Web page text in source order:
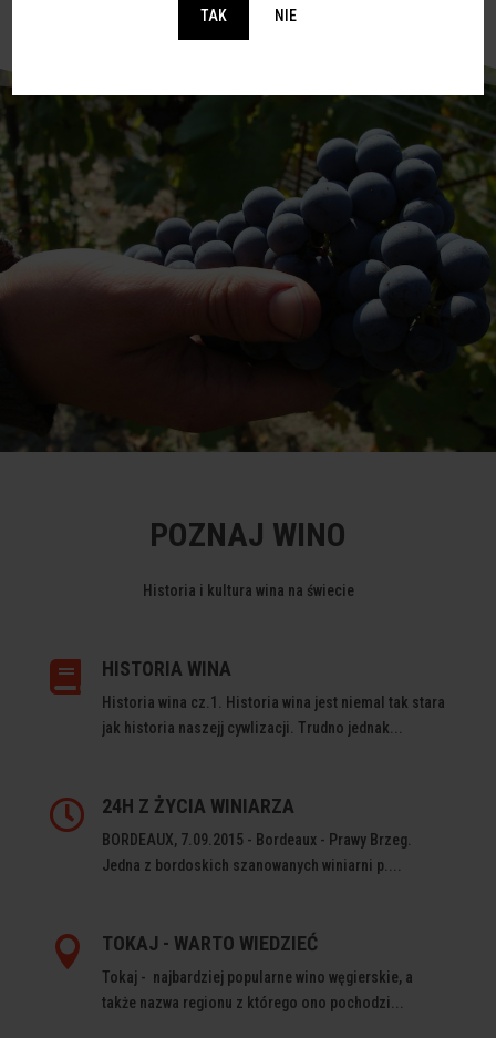
TAK NIE
POZNAJ WINO
Historia i kultura wina na świecie
 HISTORIA WINA
Historia wina cz.1. Historia wina jest niemal tak stara
jak historia naszejj cywlizacji. Trudno jednak...
 24H Z ŻYCIA WINIARZA
BORDEAUX, 7.09.2015 - Bordeaux - Prawy Brzeg.
Jedna z bordoskich szanowanych winiarni p....
 TOKAJ - WARTO WIEDZIEĆ
Tokaj - najbardziej popularne wino węgierskie, a
także nazwa regionu z którego ono pochodzi...